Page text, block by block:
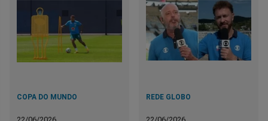
COPA DO MUNDO REDE GLOBO